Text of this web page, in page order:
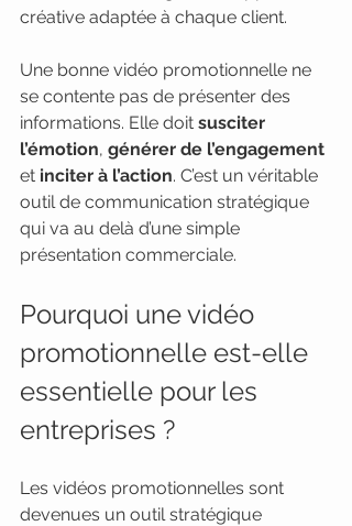
créative adaptée à chaque client.
Une bonne vidéo promotionnelle ne
se contente pas de présenter des
informations. Elle doit susciter
l’émotion, générer de l’engagement
et inciter à l’action. C’est un véritable
outil de communication stratégique
qui va au delà d’une simple
présentation commerciale.
Pourquoi une vidéo
promotionnelle est-elle
essentielle pour les
entreprises ?
Les vidéos promotionnelles sont
devenues un outil stratégique